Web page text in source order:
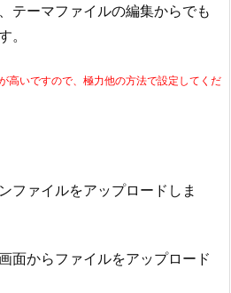
テーマファイルの編集からでも
。
高いですので、極力他の方法で設定してくだ
ファイルをアップロードしま
面からファイルをアップロード